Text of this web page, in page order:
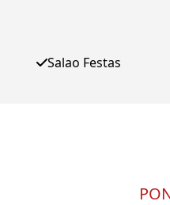
Salao Festas